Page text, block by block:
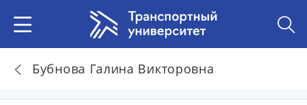
Бубнова Галина Викторовна